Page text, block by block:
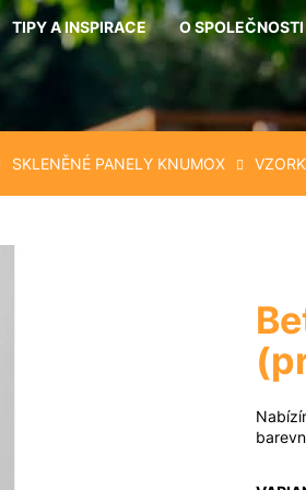
TIPY A INSPIRACE O SPOLEČNOSTI
SKLENĚNÉ PANELY KNUMOX
Co potřebujete najít?